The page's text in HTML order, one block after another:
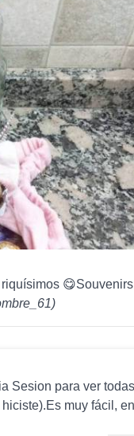
😋Souvenirs
)
Sesion para ver
muy fácil,